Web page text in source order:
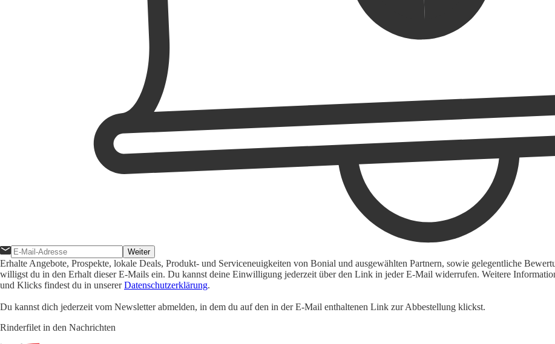
Weiter
Erhalte Angebote, Prospekte, lokale Deals, Produkt- und Serviceneuigkeiten von Bonial und ausgewählten Partnern, sowie gelegentliche
willigst du in den Erhalt dieser E-Mails ein. Du kannst deine Einwilligung jederzeit über den Link in jeder E-Mail widerrufen. Weitere
und Klicks findest du in unsererDatenschutzerklärung.
Du kannst dich jederzeit vom Newsletter abmelden, in dem du auf den in der E-Mail enthaltenen Link zur Abbestellung klickst.
Rinderfilet in den Nachrichten